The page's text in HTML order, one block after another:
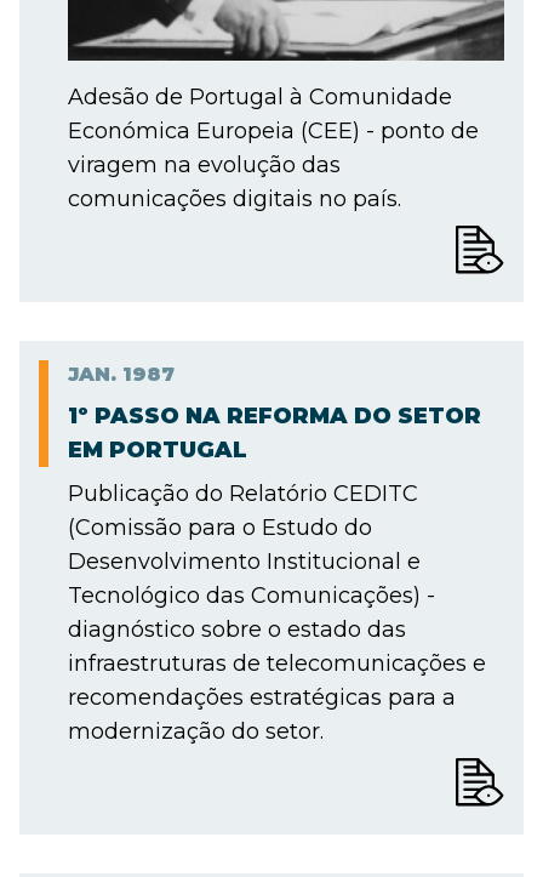
Adesão de Portugal à Comunidade
Económica Europeia (CEE) - ponto de
viragem na evolução das
comunicações digitais no país.
JAN. 1987
1º PASSO NA REFORMA DO SETOR
EM PORTUGAL
Publicação do Relatório CEDITC
(Comissão para o Estudo do
Desenvolvimento Institucional e
Tecnológico das Comunicações) -
diagnóstico sobre o estado das
infraestruturas de telecomunicações e
recomendações estratégicas para a
modernização do setor.